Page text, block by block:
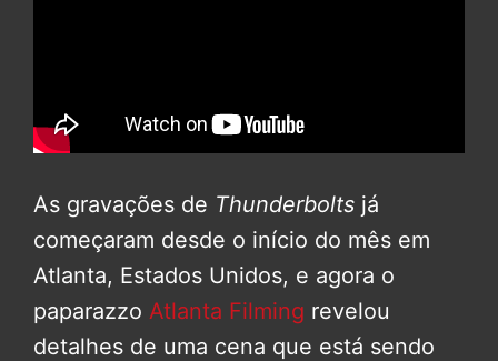
As gravações de Thunderbolts já
começaram desde o início do mês em
Atlanta, Estados Unidos, e agora o
paparazzo Atlanta Filming revelou
detalhes de uma cena que está sendo